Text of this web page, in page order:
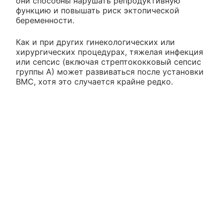
функцию и повышать риск эктопической
беременности.
Как и при других гинекологических или
хирургических процедурах, тяжелая инфекция
или сепсис (включая стрептококковый сепсис
группы А) может развиваться после установки
ВМС, хотя это случается крайне редко.